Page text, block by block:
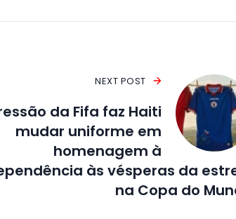
NEXT POST
da Fifa faz Haiti
mudar uniforme em
homenagem à
às vésperas da
na Copa do